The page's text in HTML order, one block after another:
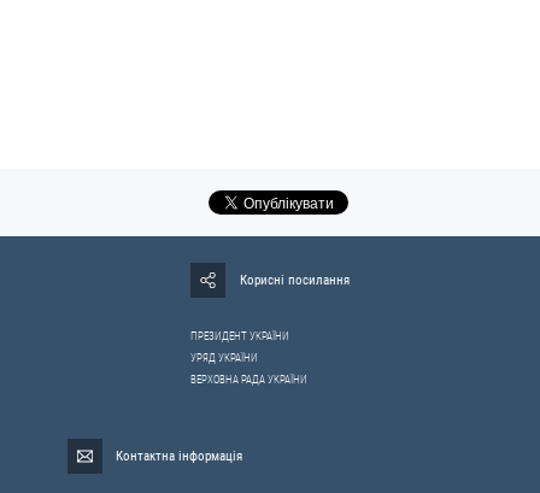
Корисні посилання
ПРЕЗИДЕНТ УКРАЇНИ
УРЯД УКРАЇНИ
ВЕРХОВНА РАДА УКРАЇНИ
Контактна інформація